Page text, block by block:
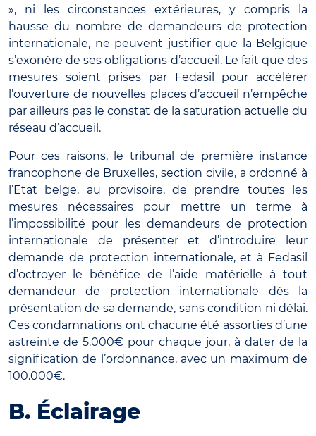
», ni les circonstances extérieures, y compris la
hausse du nombre de demandeurs de protection
internationale, ne peuvent justifier que la Belgique
s’exonère de ses obligations d’accueil. Le fait que des
mesures soient prises par Fedasil pour accélérer
l’ouverture de nouvelles places d’accueil n’empêche
par ailleurs pas le constat de la saturation actuelle du
réseau d’accueil.
Pour ces raisons, le tribunal de première instance
francophone de Bruxelles, section civile, a ordonné à
l’Etat belge, au provisoire, de prendre toutes les
mesures nécessaires pour mettre un terme à
l’impossibilité pour les demandeurs de protection
internationale de présenter et d’introduire leur
demande de protection internationale, et à Fedasil
d’octroyer le bénéfice de l’aide matérielle à tout
demandeur de protection internationale dès la
présentation de sa demande, sans condition ni délai.
Ces condamnations ont chacune été assorties d’une
astreinte de 5.000€ pour chaque jour, à dater de la
signification de l’ordonnance, avec un maximum de
100.000€.
B. Éclairage